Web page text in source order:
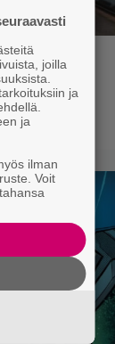
kotiin
joilla
ja
ja
ilman
Voit